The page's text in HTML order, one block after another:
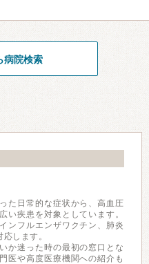
病院検索
た日常的な症状から、高血圧
い疾患を対象としています。
ンフルエンザワクチン、肺炎
します。
か迷った時の最初の窓口とな
医や高度医療機関への紹介も